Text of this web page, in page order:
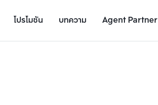
โปรโมชัน บทความ Agent Partner
รายละเอียดยูนิต